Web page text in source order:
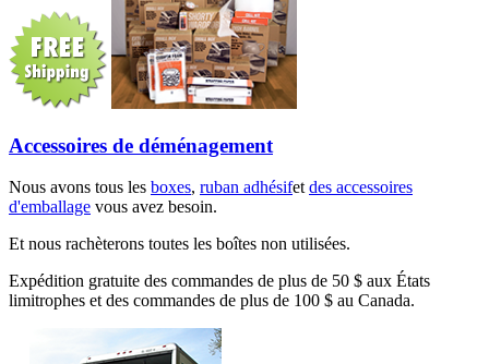
Accessoires de déménagement
Nous avons tous les boxes, ruban adhésifetdes accessoires
d'emballage vous avez besoin.
Et nous rachèterons toutes les boîtes non utilisées.
Expédition gratuite des commandes de plus de 50 $ aux États
limitrophes et des commandes de plus de 100 $ au Canada.